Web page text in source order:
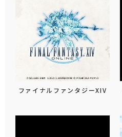
ファイナルファンタジーXIV